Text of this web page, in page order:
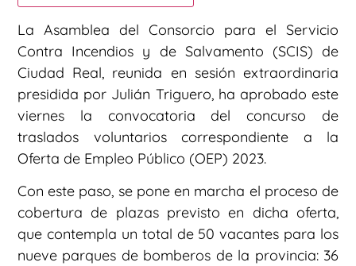
La Asamblea del Consorcio para el Servicio
Contra Incendios y de Salvamento (SCIS) de
Ciudad Real, reunida en sesión extraordinaria
presidida por Julián Triguero, ha aprobado este
viernes la convocatoria del concurso de
traslados voluntarios correspondiente a la
Oferta de Empleo Público (OEP) 2023.
Con este paso, se pone en marcha el proceso de
cobertura de plazas previsto en dicha oferta,
que contempla un total de 50 vacantes para los
nueve parques de bomberos de la provincia: 36